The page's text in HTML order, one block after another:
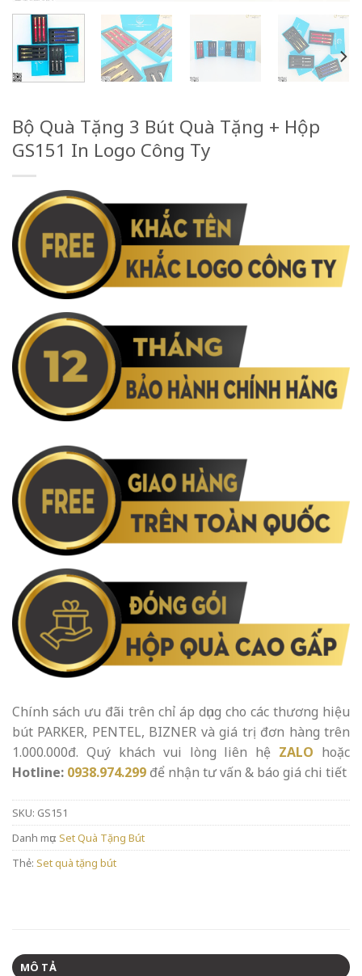
Bộ Quà Tặng 3 Bút Quà Tặng + Hộp
GS151 In Logo Công Ty
Chính sách ưu đãi trên chỉ áp dụng cho các thương hiệu
bút PARKER, PENTEL, BIZNER và giá trị đơn hàng trên
1.000.000đ. Quý khách vui lòng liên hệ ZALO hoặc
Hotline: 0938.974.299 để nhận tư vấn & báo giá chi tiết
SKU: GS151
Danh mục: Set Quà Tặng Bút
Thẻ: Set quà tặng bút
MÔ TẢ